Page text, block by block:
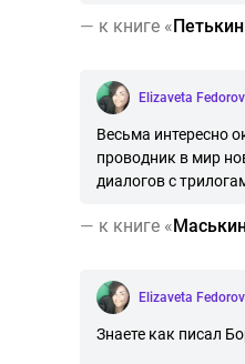
— к книге «
Elizaveta
Весьма интересно
проводник в мир
диалогов с
— к книге «
Elizaveta
Знаете как писал